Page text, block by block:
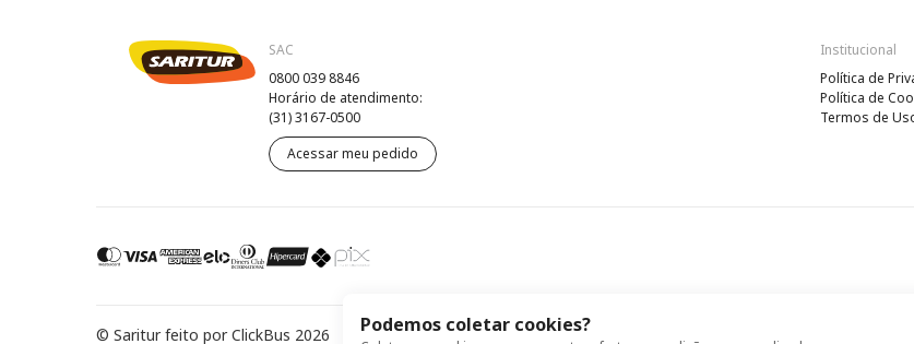
Podemos coletar cookies?
SAC
0800 039 8846
Horário de atendimento:
(31) 3167-0500
Acessar meu pedido
Institucional
Política de
Política de
Termos de
© Saritur feito por ClickBus 2026 Política de PrivacidadePolítica de Cookies